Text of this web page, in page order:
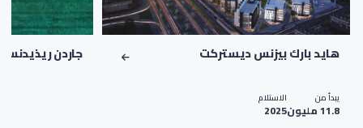
هايد بارك بيزنس ديستركت
يبدأ من
11.8 مليون
الاستلام
2025
جاردن ريذيدنس